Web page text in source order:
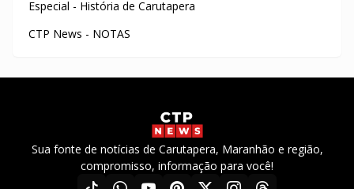
Especial - História de Carutapera
CTP News - NOTAS
Sua fonte de notícias de Carutapera, Maranhão e região,
compromisso, informação para você!